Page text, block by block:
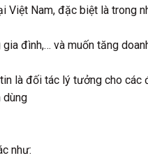
Nam, đặc biệt là trong
đình,… và muốn tăng
là đối tác lý tưởng cho các
dùng
như: